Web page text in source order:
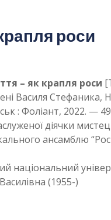
роси
– як крапля роси
Василя
: Фоліант, 2022. —
діячки
ансамблю
національний
(1955-)